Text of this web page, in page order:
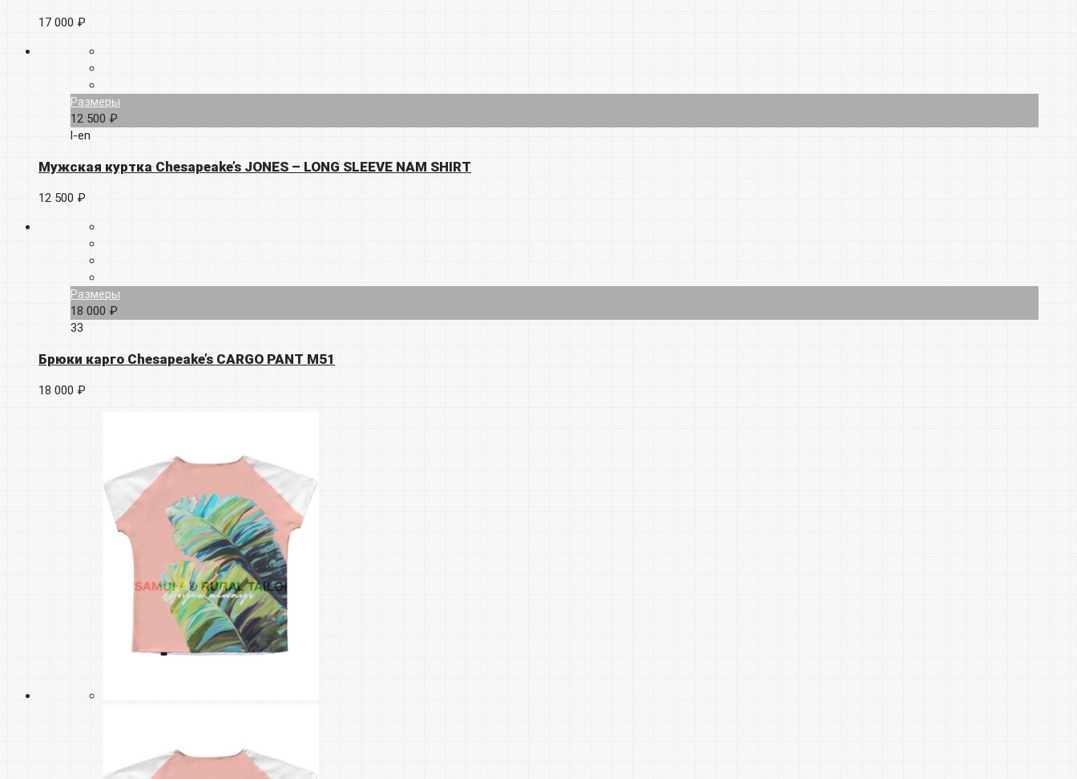
17 000 ₽
Размеры
12 500 ₽
l-en
Мужская куртка Chesapeake’s JONES – LONG SLEEVE NAM SHIRT
12 500 ₽
Размеры
18 000 ₽
33
Брюки карго Chesapeake’s CARGO PANT M51
18 000 ₽